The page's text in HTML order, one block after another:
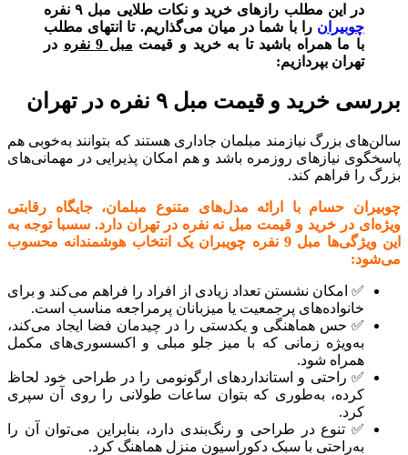
در این مطلب رازهای خرید و نکات طلایی مبل ۹ نفره
چوبیران را با شما در میان می‌گذاریم. تا انتهای مطلب
با ما همراه باشید تا به خرید و قیمت مبل 9 نفره
در
تهران بپردازیم:
بررسی خرید و قیمت مبل ۹ نفره در تهران
سالن‌های بزرگ نیازمند مبلمان جاداری هستند که بتوانند به‌خوبی هم
پاسخگوی نیازهای روزمره باشد و هم امکان پذیرایی در مهمانی‌های
بزرگ را فراهم کند.
چوبیران حسام با ارائه مدل‌های متنوع مبلمان، جایگاه رقابتی
ویژه‌ای در خرید و قیمت مبل نه نفره در تهران دارد. سسبا توجه به
این ویژگی‌ها مبل 9 نفره چویبران یک انتخاب هوشمندانه محسوب
می‌شود:
✅ امکان نشستن تعداد زیادی از افراد را فراهم می‌کند و برای
خانواده‌های پرجمعیت یا میزبانان پرمراجعه مناسب است.
✅ حس هماهنگی و یکدستی را در چیدمان فضا ایجاد می‌کند،
به‌ویژه زمانی که با میز جلو مبلی و اکسسوری‌های مکمل
همراه شود.
✅ راحتی و استانداردهای ارگونومی را در طراحی خود لحاظ
کرده، به‌طوری که بتوان ساعات طولانی را روی آن سپری
کرد.
✅ تنوع در طراحی و رنگ‌بندی دارد، بنابراین می‌توان آن را
به‌راحتی با سبک دکوراسیون منزل هماهنگ کرد.